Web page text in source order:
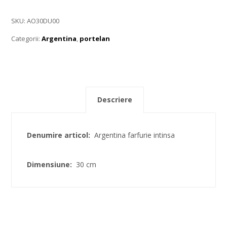
SKU:AO30DU00
Categorii:Argentina, portelan
Descriere
Denumire articol: Argentina farfurie intinsa
Dimensiune: 30 cm